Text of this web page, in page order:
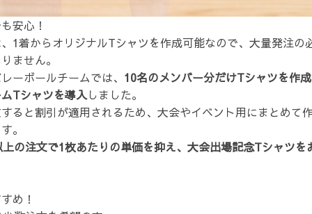
安心！
1着からオリジナルTシャツを作成可能なので、大量発注の
ません。
ーボールチームでは、 10名のメンバー分だけTシャツを作
Tシャツを導入しました。
ると割引が適用されるため、大会やイベント用にまとめて
。
の注文で1枚あたりの単価を抑え、大会出場記念Tシャツを
め！